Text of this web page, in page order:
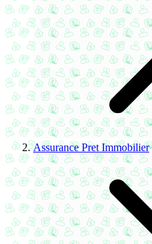
Assurance Pret Immobilier